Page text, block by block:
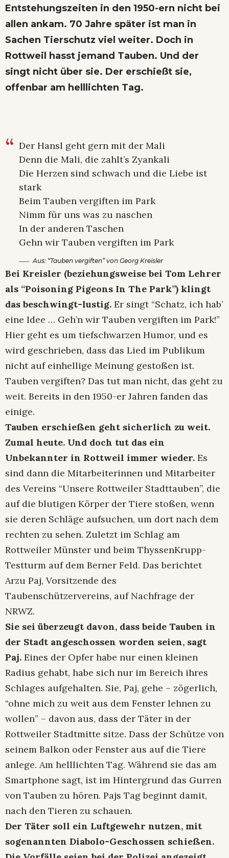
Entstehungszeiten in den 1950-ern nicht bei
allen ankam. 70 Jahre später ist man in
Sachen Tierschutz viel weiter. Doch in
Rottweil hasst jemand Tauben. Und der
singt nicht über sie. Der erschießt sie,
offenbar am helllichten Tag.
Der Hansl geht gern mit der Mali
Denn die Mali, die zahlt’s Zyankali
Die Herzen sind schwach und die Liebe ist
stark
Beim Tauben vergiften im Park
Nimm für uns was zu naschen
In der anderen Taschen
Gehn wir Tauben vergiften im Park
Aus: “Tauben vergiften” von Georg Kreisler
Bei Kreisler (beziehungsweise bei Tom Lehrer
als “Poisoning Pigeons In The Park”) klingt
das beschwingt-lustig. Er singt “Schatz, ich hab’
eine Idee … Geh’n wir Tauben vergiften im Park!”
Hier geht es um tiefschwarzen Humor, und es
wird geschrieben, dass das Lied im Publikum
nicht auf einhellige Meinung gestoßen ist.
Tauben vergiften? Das tut man nicht, das geht zu
weit. Bereits in den 1950-er Jahren fanden das
einige.
Tauben erschießen geht sicherlich zu weit.
Zumal heute. Und doch tut das ein
Unbekannter in Rottweil immer wieder. Es
sind dann die Mitarbeiterinnen und Mitarbeiter
des Vereins “Unsere Rottweiler Stadttauben”, die
auf die blutigen Körper der Tiere stoßen, wenn
sie deren Schläge aufsuchen, um dort nach dem
rechten zu sehen. Zuletzt im Schlag am
Rottweiler Münster und beim ThyssenKrupp-
Testturm auf dem Berner Feld. Das berichtet
Arzu Paj, Vorsitzende des
Taubenschützervereins, auf Nachfrage der
NRWZ.
Sie sei überzeugt davon, dass beide Tauben in
der Stadt angeschossen worden seien, sagt
Paj. Eines der Opfer habe nur einen kleinen
Radius gehabt, habe sich nur im Bereich ihres
Schlages aufgehalten. Sie, Paj, gehe – zögerlich,
“ohne mich zu weit aus dem Fenster lehnen zu
wollen” – davon aus, dass der Täter in der
Rottweiler Stadtmitte sitze. Dass der Schütze von
seinem Balkon oder Fenster aus auf die Tiere
anlege. Am helllichten Tag. Während sie das am
Smartphone sagt, ist im Hintergrund das Gurren
von Tauben zu hören. Pajs Tag beginnt damit,
nach den Tieren zu schauen.
Der Täter soll ein Luftgewehr nutzen, mit
sogenannten Diabolo-Geschossen schießen.